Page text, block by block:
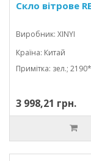
Скло вітрове
Виробник: XINYI
Країна: Китай
Примітка: зел.;
3 998,21 грн.